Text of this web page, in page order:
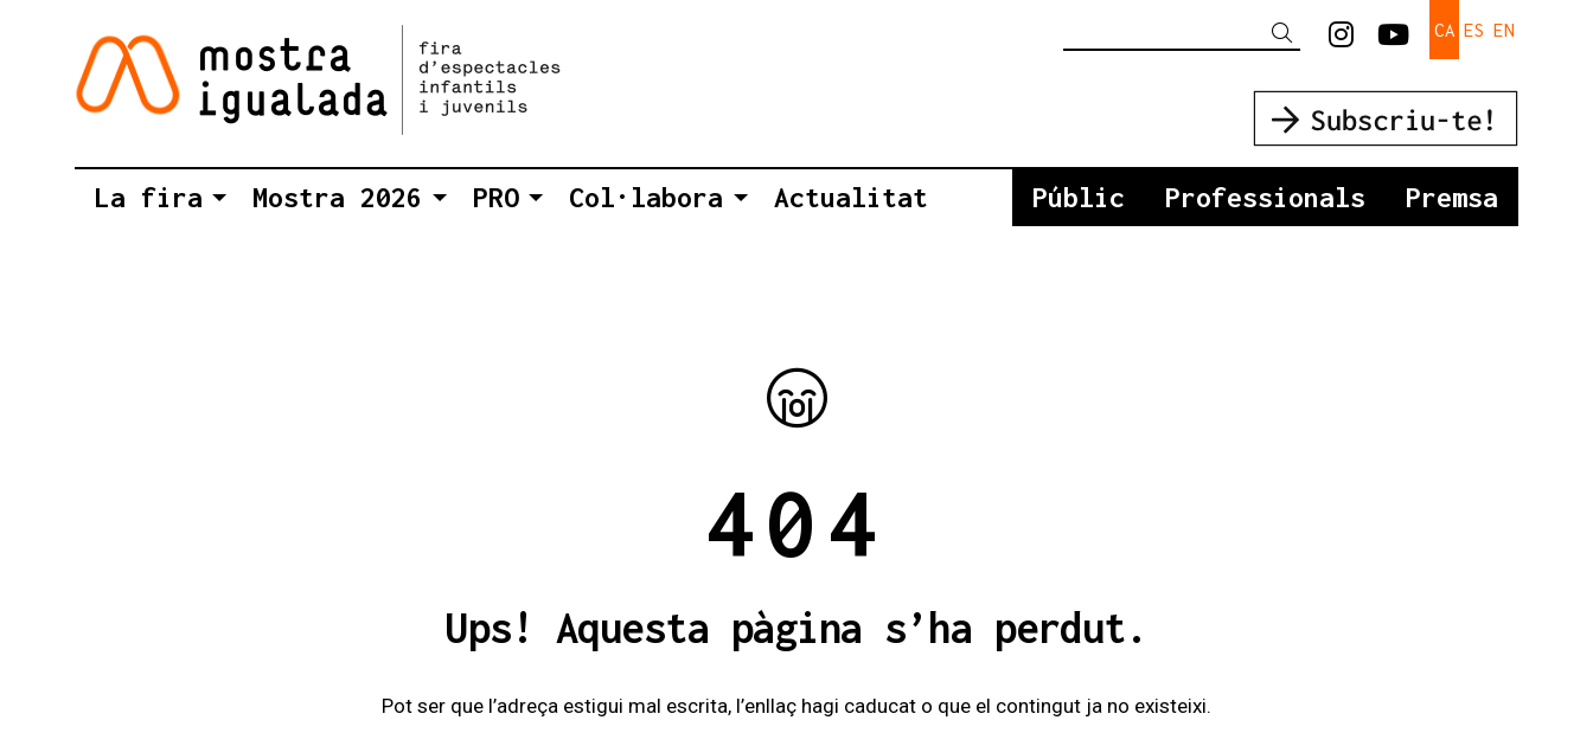
CA ES EN
Link a instagram
Link a
Cercar
La fira Mostra 2026 PRO Col·labora Actualitat Públic Professionals Premsa
404
Ups! Aquesta pàgina s’ha perdut.
Pot ser que l’adreça estigui mal escrita, l’enllaç hagi caducat o que el contingut ja no existeixi.